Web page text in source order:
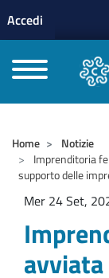
profilo
Accedi
Home
Notizie
Imprenditoria
supporto delle
Mer 24 Set,